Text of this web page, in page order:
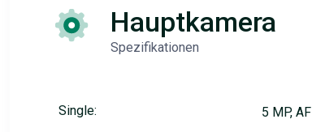
Hauptkamera
Spezifikationen
Single: 5 MP, AF